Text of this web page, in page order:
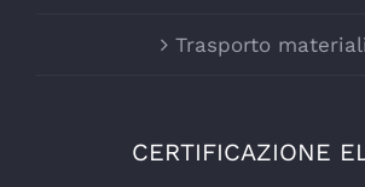
Trasporto materiali
CERTIFICAZIONE